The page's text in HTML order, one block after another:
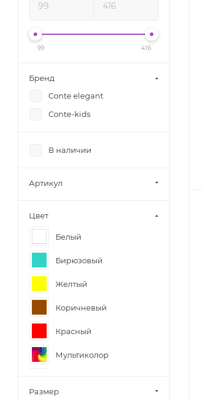
99 416
Бренд
Conte elegant
Conte-kids
В наличии
Артикул
Цвет
Белый
Бирюзовый
Желтый
Коричневый
Красный
Мультиколор
Размер